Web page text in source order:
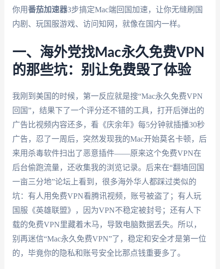
你用番茄加速器3步搞定Mac端回国加速，让你无缝刷国
内剧、玩国服游戏、访问知网，就像在国内一样。
一、海外党找Mac永久免费VPN
的那些坑：别让免费毁了体验
我刚到美国的时候，第一反应就是搜“Mac永久免费VPN
回国”，结果下了一个评分还不错的工具，打开后弹出的
广告比视频内容还多，看《庆余年》每5分钟就插播30秒
广告，忍了一周后，突然发现我的Mac开始莫名卡顿，后
来用杀毒软件扫出了恶意插件——原来这个免费VPN在
后台偷跑流量，还收集我的浏览记录。后来在“翻墙回国
一亩三分地”论坛上看到，很多海外华人都踩过类似的
坑：有人用免费VPN看腾讯视频，账号被盗了；有人玩
国服《英雄联盟》，因为VPN不稳定被封号；还有人下
载的免费VPN里藏着木马，导致电脑数据丢失。所以，
别再迷信“Mac永久免费VPN”了，稳定和安全才是第一位
的，毕竟你的隐私和账号安全比那点钱重要多了。